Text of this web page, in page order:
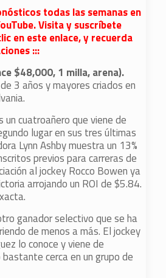
todas las semanas en
Visita y suscríbete
en este enlace, y recuerda
:::
$48,000, 1 milla, arena).
3 años y mayores criados en
un cuatroañero que viene de
lugar en sus tres últimas
Lynn Ashby muestra un 13%
previos para carreras de
al jockey Rocco Bowen ya
arrojando un ROI de $5.84.
ganador selectivo que se ha
de menos a más. El jockey
lo conoce y viene de
cerca en un grupo de